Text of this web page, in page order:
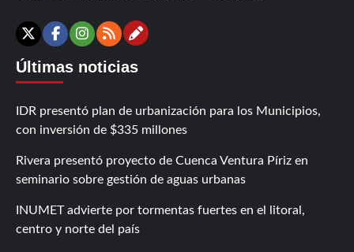
X Facebook
Instagram
RSSContáctanos
Últimas noticias
IDR presentó plan de urbanización para los Municipios,
con inversión de $335 millones
Rivera presentó proyecto de Cuenca Ventura Píriz en
seminario sobre gestión de aguas urbanas
INUMET advierte por tormentas fuertes en el litoral,
centro y norte del país